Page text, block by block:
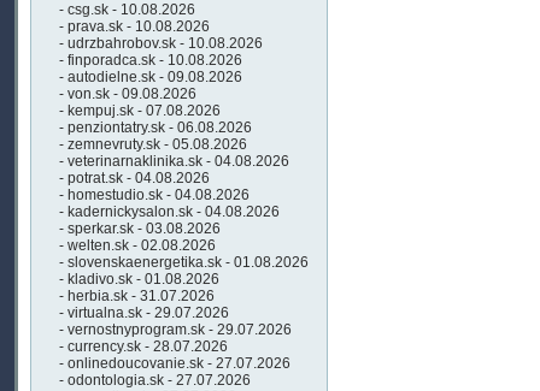
- csg.sk - 10.08.2026
- prava.sk - 10.08.2026
- udrzbahrobov.sk - 10.08.2026
- finporadca.sk - 10.08.2026
- autodielne.sk - 09.08.2026
- von.sk - 09.08.2026
- kempuj.sk - 07.08.2026
- penziontatry.sk - 06.08.2026
- zemnevruty.sk - 05.08.2026
- veterinarnaklinika.sk - 04.08.2026
- potrat.sk - 04.08.2026
- homestudio.sk - 04.08.2026
- kadernickysalon.sk - 04.08.2026
- sperkar.sk - 03.08.2026
- welten.sk - 02.08.2026
- slovenskaenergetika.sk - 01.08.2026
- kladivo.sk - 01.08.2026
- herbia.sk - 31.07.2026
- virtualna.sk - 29.07.2026
- vernostnyprogram.sk - 29.07.2026
- currency.sk - 28.07.2026
- onlinedoucovanie.sk - 27.07.2026
- odontologia.sk - 27.07.2026